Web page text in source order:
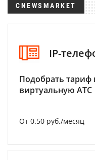
CNEWSMARKET
IP-
Подобрать тариф
виртуальную АТС
От 0.50 руб./месяц